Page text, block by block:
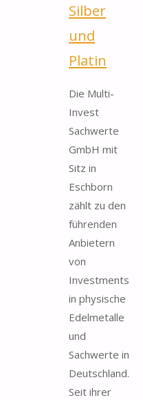
Silber
und
Platin
Die Multi-
Invest
Sachwerte
GmbH mit
Sitz in
Eschborn
zählt zu den
führenden
Anbietern
von
Investments
in physische
Edelmetalle
und
Sachwerte in
Deutschland.
Seit ihrer